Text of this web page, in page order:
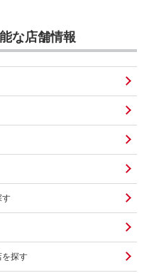
な店舗情報
す
を探す